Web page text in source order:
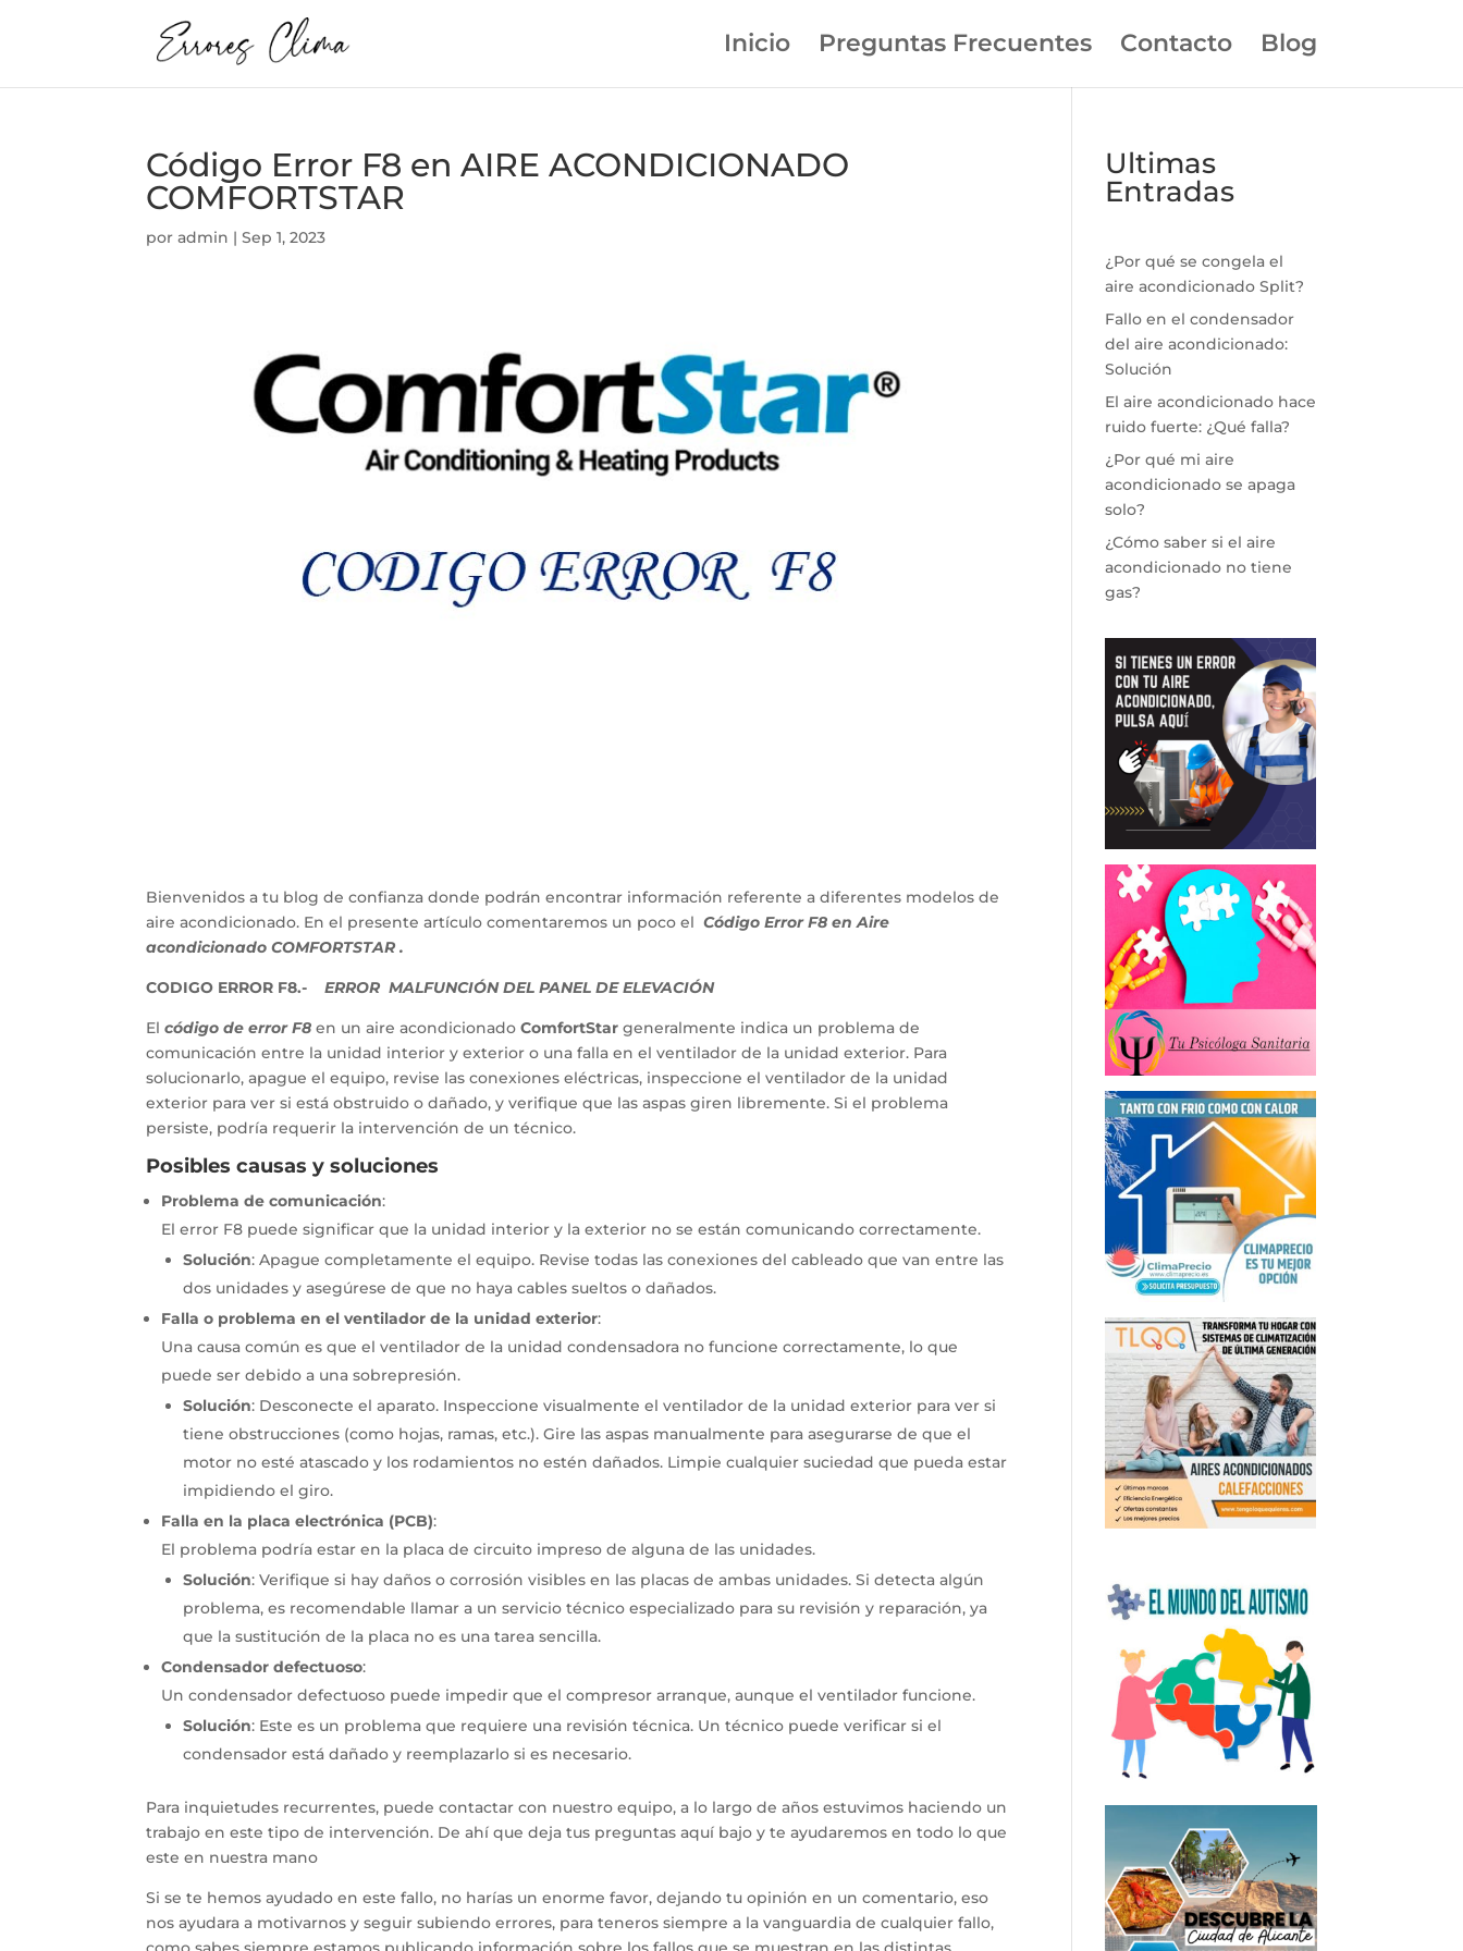
Inicio Preguntas Frecuentes Contacto Blog
Código Error F8 en AIRE ACONDICIONADO
COMFORTSTAR
poradmin |Sep 1, 2023
Bienvenidos a tu blog de confianza donde podrán encontrar información referente a diferentes modelos de
aire acondicionado. En el presente artículo comentaremos un poco elCódigo Error F8 en Aire
acondicionado COMFORTSTAR .
CODIGO ERROR F8.- ERROR MALFUNCIÓN DEL PANEL DE ELEVACIÓN
Elcódigo de error F8 en un aire acondicionadoComfortStar generalmente indica un problema de
comunicación entre la unidad interior y exterior o una falla en el ventilador de la unidad exterior. Para
solucionarlo, apague el equipo, revise las conexiones eléctricas, inspeccione el ventilador de la unidad
exterior para ver si está obstruido o dañado, y verifique que las aspas giren libremente.Si el problema
persiste, podría requerir la intervención de un técnico.
Posibles causas y soluciones
Problema de comunicación:
El error F8 puede significar que la unidad interior y la exterior no se están comunicando correctamente.
Solución:Apague completamente el equipo. Revise todas las conexiones del cableado que van entre las
dos unidades y asegúrese de que no haya cables sueltos o dañados.
Falla o problema en el ventilador de la unidad exterior:
Una causa común es que el ventilador de la unidad condensadora no funcione correctamente, lo que
puede ser debido a una sobrepresión.
Solución: Desconecte el aparato. Inspeccione visualmente el ventilador de la unidad exterior para ver si
tiene obstrucciones (como hojas, ramas, etc.).Gire las aspas manualmente para asegurarse de que el
motor no esté atascado y los rodamientos no estén dañados. Limpie cualquier suciedad que pueda estar
impidiendo el giro.
Falla en la placa electrónica (PCB):
El problema podría estar en la placa de circuito impreso de alguna de las unidades.
Solución:Verifique si hay daños o corrosión visibles en las placas de ambas unidades.Si detecta algún
problema, es recomendable llamar a un servicio técnico especializado para su revisión y reparación, ya
que la sustitución de la placa no es una tarea sencilla.
Condensador defectuoso:
Un condensador defectuoso puede impedir que el compresor arranque, aunque el ventilador funcione.
Solución: Este es un problema que requiere una revisión técnica. Un técnico puede verificar si el
condensador está dañado y reemplazarlo si es necesario.
Para inquietudes recurrentes, puede contactar con nuestro equipo, a lo largo de años estuvimos haciendo un
trabajo en este tipo de intervención. De ahí que deja tus preguntas aquí bajo y te ayudaremos en todo lo que
este en nuestra mano
Si se te hemos ayudado en este fallo, no harías un enorme favor, dejando tu opinión en un comentario, eso
nos ayudara a motivarnos y seguir subiendo errores, para teneros siempre a la vanguardia de cualquier fallo,
Ultimas
Entradas
¿Por qué se congela el
aire acondicionado Split?
Fallo en el condensador
del aire acondicionado:
Solución
El aire acondicionado hace
ruido fuerte: ¿Qué falla?
¿Por qué mi aire
acondicionado se apaga
solo?
¿Cómo saber si el aire
acondicionado no tiene
gas?